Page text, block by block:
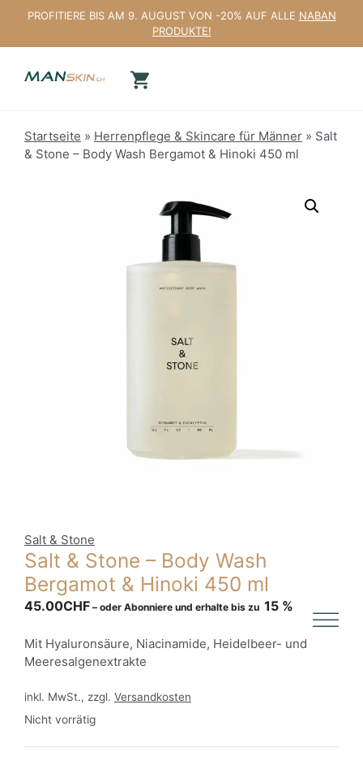
springen
PROFITIERE BIS AM 9. AUGUST VON -20% AUF ALLE NABAN
PRODUKTE!
Startseite » Herrenpflege & Skincare für Männer » Salt
& Stone – Body Wash Bergamot & Hinoki 450 ml
Salt & Stone
Salt & Stone – Body Wash
Bergamot & Hinoki 450 ml
45.00CHF – oder Abonniere und erhalte bis zu 15 %
Mit Hyaluronsäure, Niacinamide, Heidelbeer- und
Meeresalgenextrakte
inkl. MwSt., zzgl. Versandkosten
Nicht vorrätig